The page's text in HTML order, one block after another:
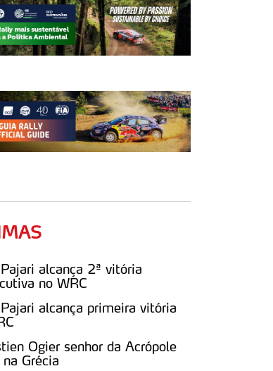
alcança 2ª vitória
no WRC
alcança primeira vitória
Ogier senhor da Acrópole
Grécia